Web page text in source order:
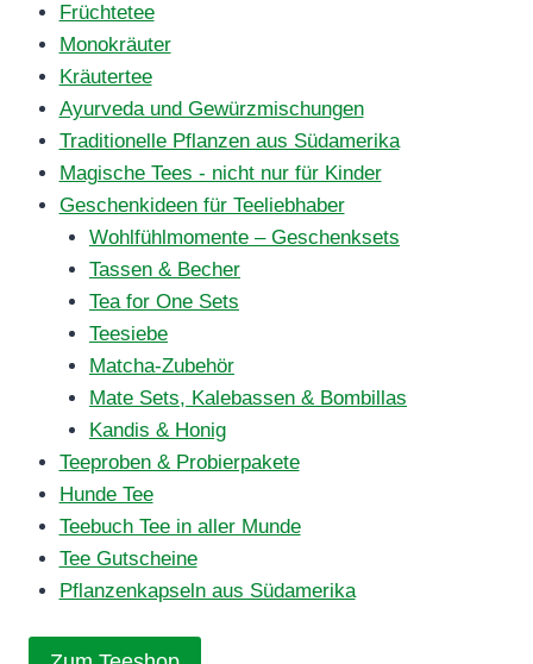
Früchtetee
Monokräuter
Kräutertee
Ayurveda und Gewürzmischungen
Traditionelle Pflanzen aus Südamerika
Magische Tees - nicht nur für Kinder
Geschenkideen für Teeliebhaber
Wohlfühlmomente – Geschenksets
Tassen & Becher
Tea for One Sets
Teesiebe
Matcha-Zubehör
Mate Sets, Kalebassen & Bombillas
Kandis & Honig
Teeproben & Probierpakete
Hunde Tee
Teebuch Tee in aller Munde
Tee Gutscheine
Pflanzenkapseln aus Südamerika